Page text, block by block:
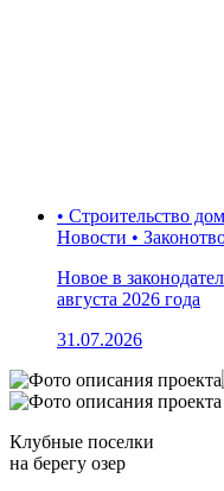
• Строительство
Новости •
Новое в
августа 2026 года
31.07.2026
Клубные поселки
на берегу озер